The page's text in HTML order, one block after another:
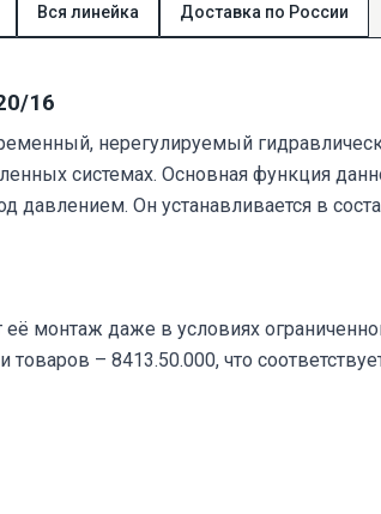
Вся линейка Доставка по России
16
нерегулируемый
системах. Основная функция
Он устанавливается в
монтаж даже в условиях
товаров – 8413.50.000, что